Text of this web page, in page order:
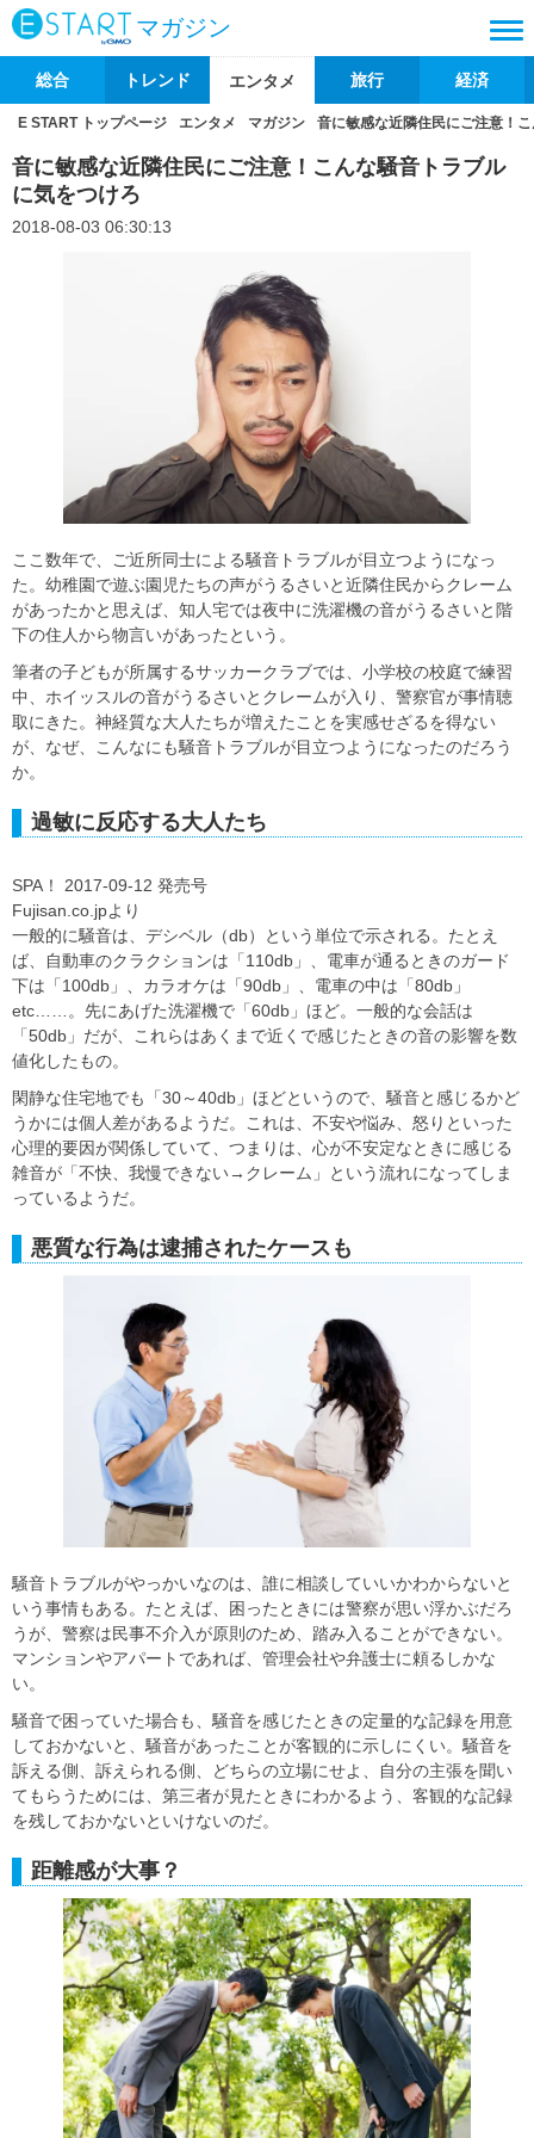
マガジン
総合 トレンド エンタメ 旅行 経済
E START トップページ エンタメ マガジン 音に敏感な近隣住民にご注意！
音に敏感な近隣住民にご注意！こんな騒音トラブル
に気をつけろ
2018-08-03 06:30:13
ここ数年で、ご近所同士による騒音トラブルが目立つようになっ
た。幼稚園で遊ぶ園児たちの声がうるさいと近隣住民からクレーム
があったかと思えば、知人宅では夜中に洗濯機の音がうるさいと階
下の住人から物言いがあったという。
筆者の子どもが所属するサッカークラブでは、小学校の校庭で練習
中、ホイッスルの音がうるさいとクレームが入り、警察官が事情聴
取にきた。神経質な大人たちが増えたことを実感せざるを得ない
が、なぜ、こんなにも騒音トラブルが目立つようになったのだろう
か。
過敏に反応する大人たち
SPA！ 2017-09-12 発売号
Fujisan.co.jpより
一般的に騒音は、デシベル（db）という単位で示される。たとえ
ば、自動車のクラクションは「110db」、電車が通るときのガード
下は「100db」、カラオケは「90db」、電車の中は「80db」
etc……。先にあげた洗濯機で「60db」ほど。一般的な会話は
「50db」だが、これらはあくまで近くで感じたときの音の影響を数
値化したもの。
閑静な住宅地でも「30～40db」ほどというので、騒音と感じるかど
うかには個人差があるようだ。これは、不安や悩み、怒りといった
心理的要因が関係していて、つまりは、心が不安定なときに感じる
雑音が「不快、我慢できない→クレーム」という流れになってしま
っているようだ。
悪質な行為は逮捕されたケースも
騒音トラブルがやっかいなのは、誰に相談していいかわからないと
いう事情もある。たとえば、困ったときには警察が思い浮かぶだろ
うが、警察は民事不介入が原則のため、踏み入ることができない。
マンションやアパートであれば、管理会社や弁護士に頼るしかな
い。
騒音で困っていた場合も、騒音を感じたときの定量的な記録を用意
しておかないと、騒音があったことが客観的に示しにくい。騒音を
訴える側、訴えられる側、どちらの立場にせよ、自分の主張を聞い
てもらうためには、第三者が見たときにわかるよう、客観的な記録
を残しておかないといけないのだ。
距離感が大事？